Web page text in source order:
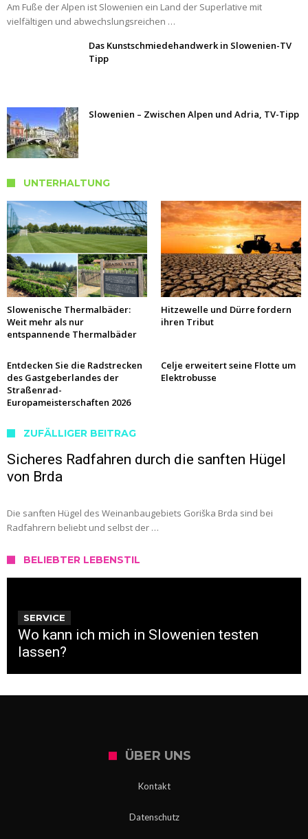
Am Fuße der Alpen ist Slowenien ein Land der Superlative mit
vielfältigen und abwechslungsreichen …
Das Kunstschmiedehandwerk in Slowenien-TV
Tipp
Slowenien – Zwischen Alpen und Adria, TV-Tipp
UNTERHALTUNG
Slowenische Thermalbäder:
Weit mehr als nur
entspannende Thermalbäder
Hitzewelle und Dürre fordern
ihren Tribut
Entdecken Sie die Radstrecken
des Gastgeberlandes der
Straßenrad-
Europameisterschaften 2026
Celje erweitert seine Flotte um
Elektrobusse
ZUFÄLLIGER BEITRAG
Sicheres Radfahren durch die sanften Hügel
von Brda
Die sanften Hügel des Weinanbaugebiets Goriška Brda sind bei
Radfahrern beliebt und selbst der …
BELIEBTER LEBENSTIL
SERVICE
Wo kann ich mich in Slowenien testen
lassen?
ÜBER UNS
Kontakt
Datenschutz